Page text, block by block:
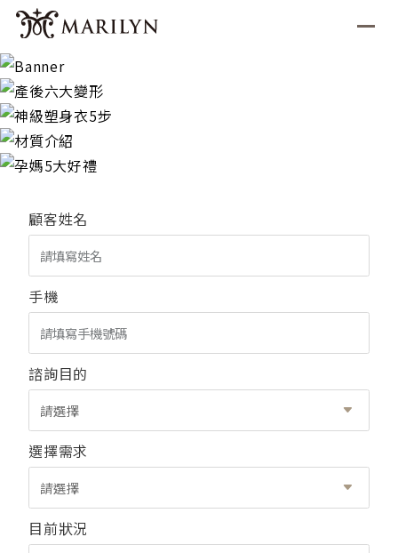
顧客姓名
手機
諮詢目的
請選擇
選擇需求
請選擇
目前狀況